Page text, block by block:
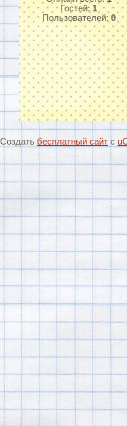
Гостей: 1
Пользователей: 0
Создать бесплатный сайт с